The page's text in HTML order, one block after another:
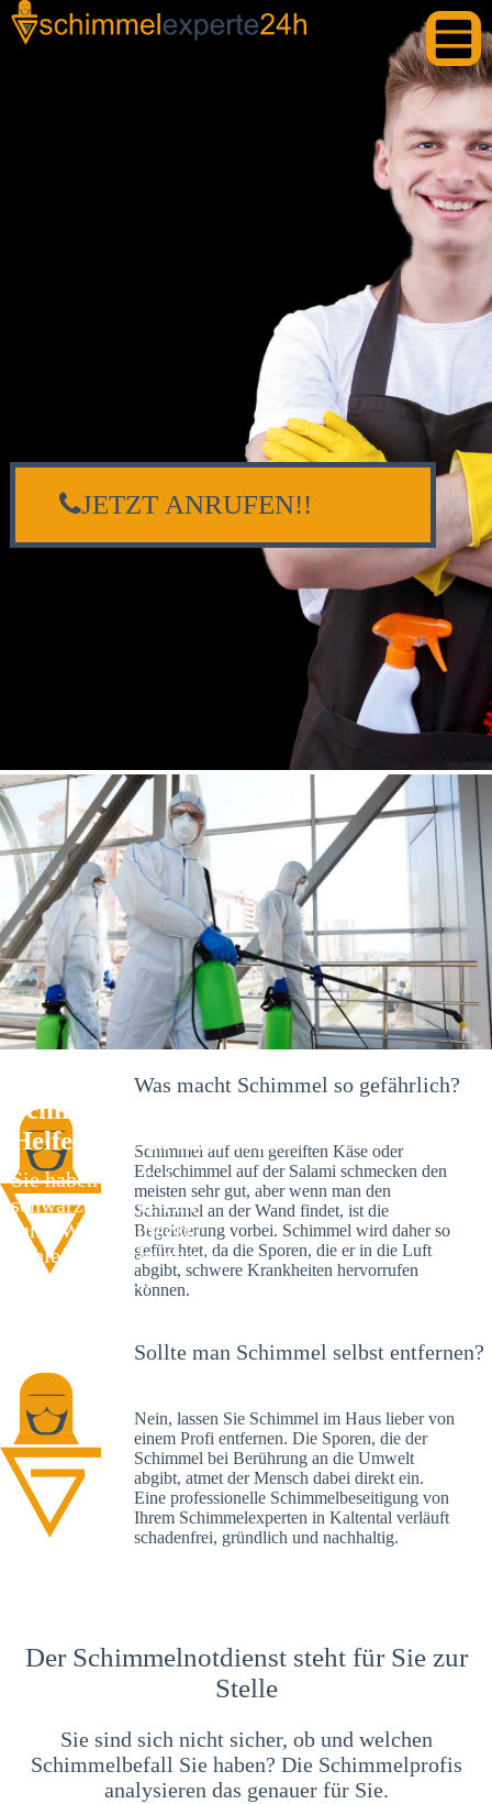
Schimmelexperte in Kaltental – Ihr
Helfer an Ort und Stelle
Sie haben kürzlich
schwarze Flecken an
Ihrer Wand entdeckt?
Schlechte Nachrichten:
Sie haben einen
JETZT ANRUFEN!!
Was macht Schimmel so gefährlich?
Schimmel auf dem gereiften Käse oder
Edelschimmel auf der Salami schmecken den
meisten sehr gut, aber wenn man den
Schimmel an der Wand findet, ist die
Begeisterung vorbei. Schimmel wird daher so
gefürchtet, da die Sporen, die er in die Luft
abgibt, schwere Krankheiten hervorrufen
können.
Sollte man Schimmel selbst entfernen?
Nein, lassen Sie Schimmel im Haus lieber von
einem Profi entfernen. Die Sporen, die der
Schimmel bei Berührung an die Umwelt
abgibt, atmet der Mensch dabei direkt ein.
Eine professionelle Schimmelbeseitigung von
Ihrem Schimmelexperten in Kaltental verläuft
schadenfrei, gründlich und nachhaltig.
Der Schimmelnotdienst steht für Sie zur
Stelle
Sie sind sich nicht sicher, ob und welchen
Schimmelbefall Sie haben? Die Schimmelprofis
analysieren das genauer für Sie.